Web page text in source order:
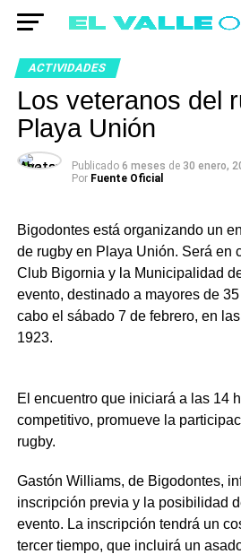
ACTIVIDADES
Los veteranos del
Playa Unión
Publicado 6 meses de 30 enero,
Por Fuente Oficial
Bigodontes está organizando un
de rugby en Playa Unión. Será en
Club Bigornia y la Municipalidad
evento, destinado a mayores de
cabo el sábado 7 de febrero, en
1923.
El encuentro que iniciará a las 14
competitivo, promueve la
rugby.
Gastón Williams, de Bigodontes,
inscripción previa y la posibilidad
evento. La inscripción tendrá un
tercer tiempo, que incluirá un